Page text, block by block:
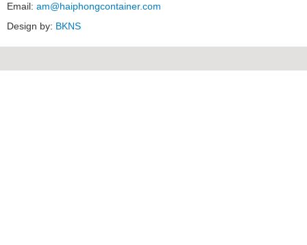
Email: am@haiphongcontainer.com
Design by: BKNS